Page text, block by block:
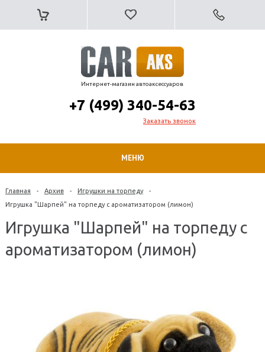
Интернет-магазин автоаксессуаров
+7 (499) 340-54-63
Заказать звонок
МЕНЮ
Главная - Архив - Игрушки на торпеду
-
Игрушка "Шарпей" на торпеду с ароматизатором (лимон)
Игрушка "Шарпей" на торпеду с
ароматизатором (лимон)